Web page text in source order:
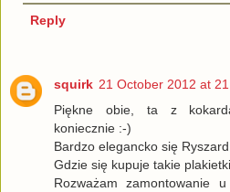
Reply
squirk 21 October 2012 at
Piękne obie, ta z
koniecznie :-)
Bardzo elegancko się
Gdzie się kupuje takie
Rozważam zamontowanie